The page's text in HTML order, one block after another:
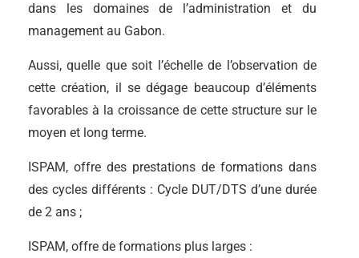
dans les domaines de l’administration et du
management au Gabon.
Aussi, quelle que soit l’échelle de l’observation de
cette création, il se dégage beaucoup d’éléments
favorables à la croissance de cette structure sur le
moyen et long terme.
ISPAM, offre des prestations de formations dans
des cycles différents : Cycle DUT/DTS d’une durée
de 2 ans ;
ISPAM, offre de formations plus larges :